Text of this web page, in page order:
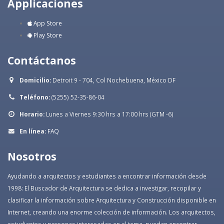
Applicaciones
App Store
Play Store
Contáctanos
Domicilio: Detroit 9 - 704, Col Nochebuena, México DF
Teléfono:(5255) 52-35-86-04
Horario: Lunes a Viernes 9:30 hrs a 17:00 hrs (GTM -6)
En línea: FAQ
Nosotros
Ayudando a arquitectos y estudiantes a encontrar información desde
1998: El Buscador de Arquitectura se dedica a investigar, recopilar y
clasificar la información sobre Arquitectura y Construcción disponible en
Internet, creando una enorme colección de información. Los arquitectos,